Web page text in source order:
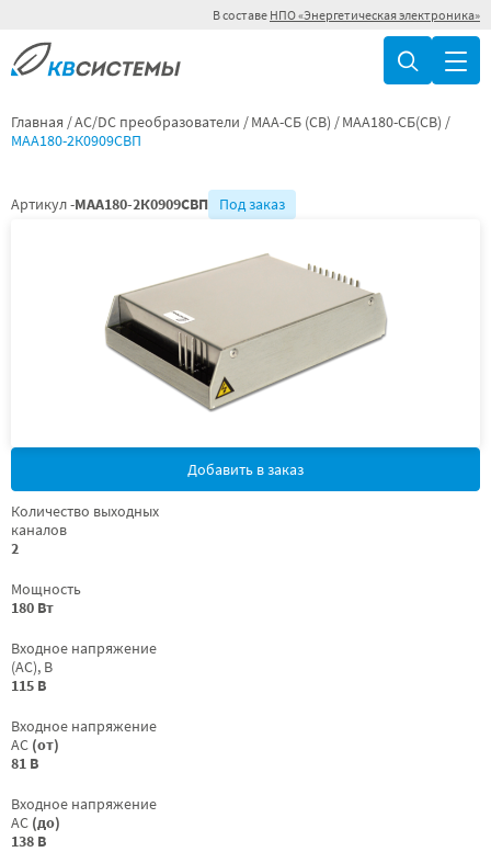
В составе НПО «Энергетическая электроника»
Главная AC/DC преобразователи МАА-СБ (СВ)
МАА180-СБ(СВ)
МАА180-2К0909СВП
Артикул -МАА180-2К0909СВП Под заказ
Добавить в заказ
Количество выходных
каналов
2
Мощность
180 Вт
Входное напряжение
(AC), В
115 В
Входное напряжение
AC (от)
81 В
Входное напряжение
AC (до)
138 В